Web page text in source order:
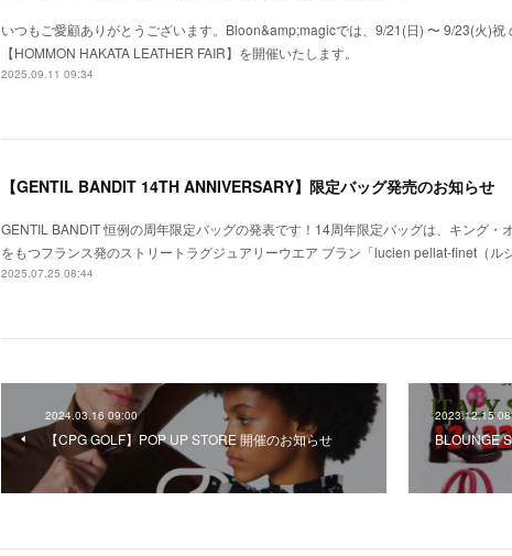
いつもご愛顧ありがとうございます。Bloon&amp;magicでは、9/21(日) 〜 9/23(火)祝
【HOMMON HAKATA LEATHER FAIR】を開催いたします。
2025.09.11 09:34
【GENTIL BANDIT 14TH ANNIVERSARY】限定バッグ発売のお知らせ
GENTIL BANDIT 恒例の周年限定バッグの発表です！14周年限定バッグは、キング・
をもつフランス発のストリートラグジュアリーウエア ブラン「lucien pellat-finet（
2025.07.25 08:44
2024.03.16 09:00
【CPG GOLF】POP UP STORE 開催のお知らせ
2023.12.15
BLOUNGE